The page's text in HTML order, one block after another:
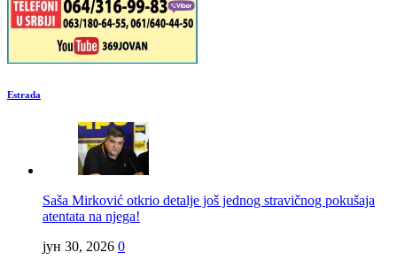
Estrada
Saša Mirković otkrio detalje još jednog stravičnog pokušaja
atentata na njega!
јун 30, 2026 0